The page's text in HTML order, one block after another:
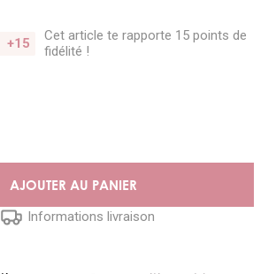
+15 Cet article te rapporte 15 points de
fidélité !
AJOUTER AU PANIER
Informations livraison